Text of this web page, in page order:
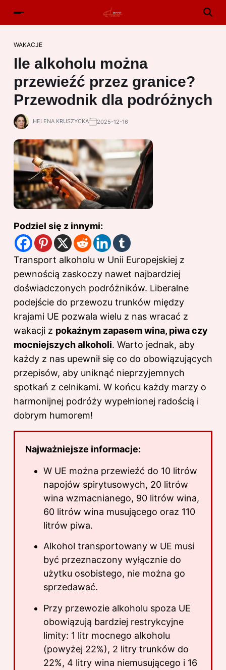
WAKACJE
Ile alkoholu można
przewieźć przez granice?
Przewodnik dla podróżnych
HELENA KRUSZYCKA 2025-12-16
Podziel się z innymi:
Transport alkoholu w Unii Europejskiej z
pewnością zaskoczy nawet najbardziej
doświadczonych podróżników. Liberalne
podejście do przewozu trunków między
krajami UE pozwala wielu z nas wracać z
wakacji z pokaźnym zapasem wina, piwa czy
mocniejszych alkoholi. Warto jednak, aby
każdy z nas upewnił się co do obowiązujących
przepisów, aby uniknąć nieprzyjemnych
spotkań z celnikami. W końcu każdy marzy o
harmonijnej podróży wypełnionej radością i
dobrym humorem!
Najważniejsze informacje:
W UE można przewieźć do 10 litrów
napojów spirytusowych, 20 litrów
wina wzmacnianego, 90 litrów wina,
60 litrów wina musującego oraz 110
litrów piwa.
Alkohol transportowany w UE musi
być przeznaczony wyłącznie do
użytku osobistego, nie można go
sprzedawać.
Przy przewozie alkoholu spoza UE
obowiązują bardziej restrykcyjne
limity: 1 litr mocnego alkoholu
(powyżej 22%), 2 litry trunków do
22%, 4 litry wina niemusującego i 16